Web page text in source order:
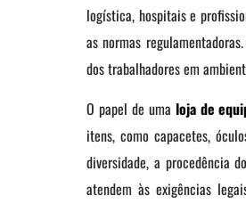
logística, hospitais e
as normas
dos trabalhadores em
O papel de uma loja de
itens, como capacetes,
diversidade, a procedência
atendem às exigências